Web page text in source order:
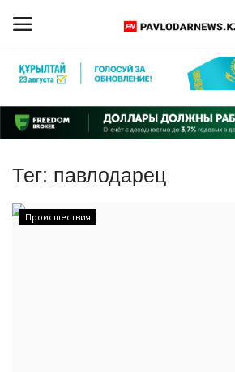
Регистрация
Главная
Обратная связь
ПАВЛОДАРСКАЯ ОБЛАСТЬ
Тег: павлодарец
Происшествия